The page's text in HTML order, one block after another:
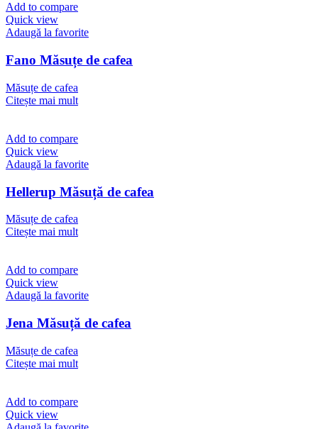
Add to compare
Quick view
Adaugă la favorite
Fano Măsuțe de cafea
Măsuțe de cafea
Citește mai mult
Add to compare
Quick view
Adaugă la favorite
Hellerup Măsuță de cafea
Măsuțe de cafea
Citește mai mult
Add to compare
Quick view
Adaugă la favorite
Jena Măsuță de cafea
Măsuțe de cafea
Citește mai mult
Add to compare
Quick view